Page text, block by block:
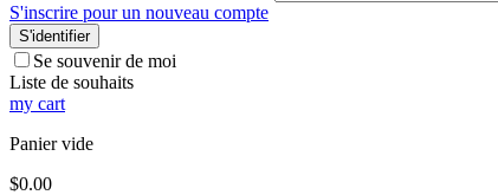
S'inscrire pour un nouveau compte
S'identifier
Se souvenir de moi
Liste de souhaits
my cart
Panier vide
$0.00